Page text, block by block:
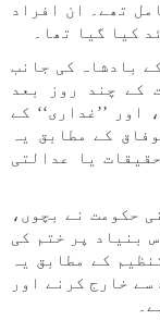
تھے۔ ان افراد
کیا گیا تھا۔
بادشاہ کی جانب
کے چند روز بعد
’’غداری‘‘ کے
کے مطابق یہ
یا عدالتی
حکومت نے بچوں،
بنیاد پر ختم کی
کے مطابق یہ
خارج کرنے اور